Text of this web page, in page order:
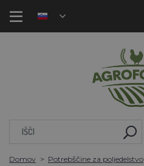
Domov Potrebščine za poljedelstvo